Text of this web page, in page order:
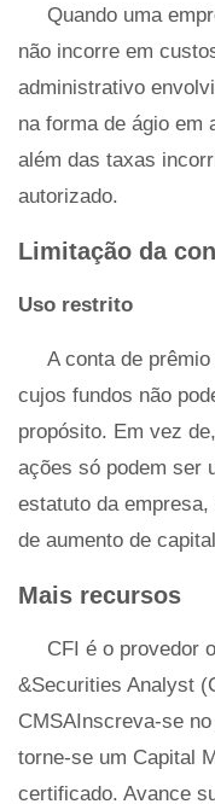
Quando uma
não incorre em
administrativo
na forma de ágio em
além das taxas
autorizado.
Limitação da
Uso restrito
A conta de
cujos fundos não
propósito. Em vez
ações só podem ser
estatuto da
de aumento de
Mais recursos
CFI é o provedor
&Securities Analyst
CMSAInscreva-se
torne-se um Capital
certificado. Avance